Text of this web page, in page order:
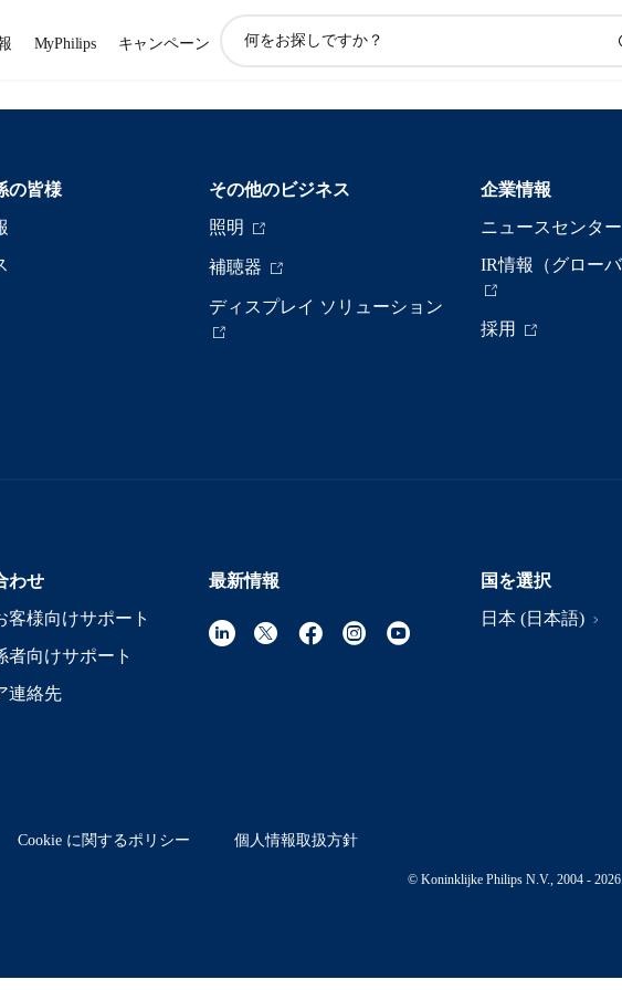
MyPhilips キャンペーン
ト
検
の皆様
その他のビジネス
照明
補聴器
ディスプレイ ソリューション
企業情報
ニュースセンター
IR情報（グローバ
採用
わせ
客様向けサポート
者向けサポート
連絡先
最新情報
国を選択
日本 (日本語)
Cookie に関するポリシー 個人情報取扱方針
© Koninklijke Philips N.V., 2004 -